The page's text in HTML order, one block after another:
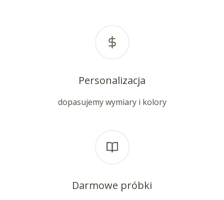
Personalizacja
dopasujemy wymiary i kolory
Darmowe próbki